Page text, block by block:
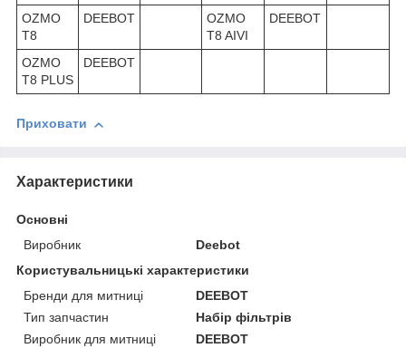
OZMO
T8
DEEBOT
OZMO
T8 AIVI
DEEBOT
OZMO
T8 PLUS
DEEBOT
Приховати
Характеристики
Основні
Виробник
Deebot
Користувальницькі характеристики
Бренди для митниці
DEEBOT
Тип запчастин
Набір фільтрів
Виробник для митниці
DEEBOT